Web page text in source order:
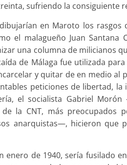
sufriendo la consiguiente
en Maroto los rasgos
el malagueño Juan Santana
una columna de milicianos
de Málaga fue utilizada
y quitar de en medio al
peticiones de libertad,
el socialista Gabriel
la CNT, más preocupados
anarquistas—, hicieron que
enero de 1940, sería fusilado